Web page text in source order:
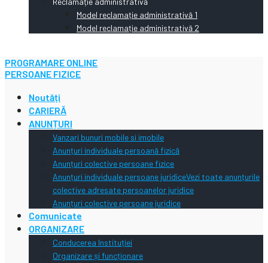
Model reclamație administrativă 1
Model reclamație administrativă 2
PROGRAMARE ONLINE
PERSOANE FIZICE
Noutăți
CARIERĂ
ANUNȚURI
Vanzari bunuri mobile si imobile
Anunțuri individuale persoană fizică
Anunțuri colective persoane fizice
Anunțuri individuale persoane juridiceVezi toate anunțurile
colective adresate persoanelor juridice
Anunțuri colective persoane juridice
Comunicate
ORGANIZARE
Conducerea Instituției
Organizare și funcționare